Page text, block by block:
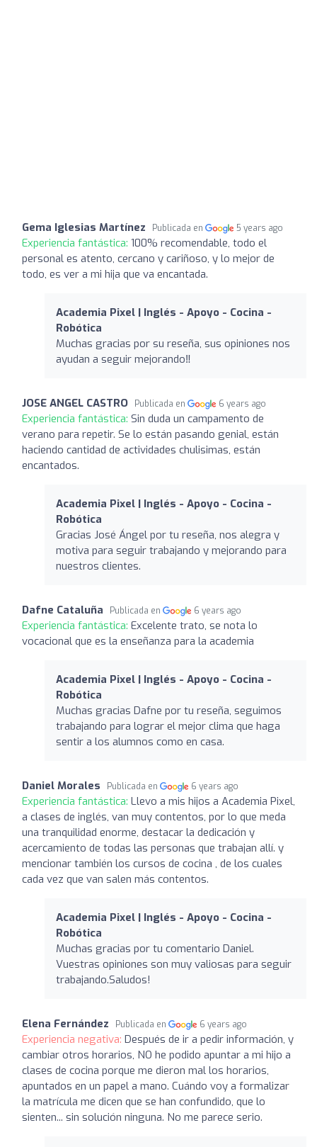
Gema Iglesias Martínez Publicada en 5 years ago
Experiencia fantástica: 100% recomendable, todo el
personal es atento, cercano y cariñoso, y lo mejor de
todo, es ver a mi hija que va encantada.
Academia Pixel | Inglés - Apoyo - Cocina -
Robótica
Muchas gracias por su reseña, sus opiniones nos
ayudan a seguir mejorando‼️
JOSE ANGEL CASTRO Publicada en 6 years ago
Experiencia fantástica: Sin duda un campamento de
verano para repetir. Se lo están pasando genial, están
haciendo cantidad de actividades chulisimas, están
encantados.
Academia Pixel | Inglés - Apoyo - Cocina -
Robótica
Gracias José Ángel por tu reseña, nos alegra y
motiva para seguir trabajando y mejorando para
nuestros clientes.
Dafne Cataluña Publicada en 6 years ago
Experiencia fantástica: Excelente trato, se nota lo
vocacional que es la enseñanza para la academia
Academia Pixel | Inglés - Apoyo - Cocina -
Robótica
Muchas gracias Dafne por tu reseña, seguimos
trabajando para lograr el mejor clima que haga
sentir a los alumnos como en casa.
Daniel Morales Publicada en 6 years ago
Experiencia fantástica: Llevo a mis hijos a Academia Pixel,
a clases de inglés, van muy contentos, por lo que meda
una tranquilidad enorme, destacar la dedicación y
acercamiento de todas las personas que trabajan allí. y
mencionar también los cursos de cocina , de los cuales
cada vez que van salen más contentos.
Academia Pixel | Inglés - Apoyo - Cocina -
Robótica
Muchas gracias por tu comentario Daniel.
Vuestras opiniones son muy valiosas para seguir
trabajando.Saludos!
Elena Fernández Publicada en 6 years ago
Experiencia negativa: Después de ir a pedir información, y
cambiar otros horarios, NO he podido apuntar a mi hijo a
clases de cocina porque me dieron mal los horarios,
apuntados en un papel a mano. Cuándo voy a formalizar
la matrícula me dicen que se han confundido, que lo
sienten... sin solución ninguna. No me parece serio.